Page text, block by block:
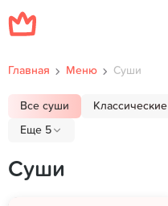
Главная Меню Суши
Все суши Классические
Еще 5
Суши